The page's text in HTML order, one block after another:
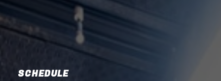
SCHEDULE